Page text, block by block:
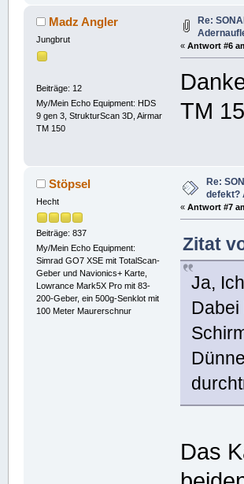
Madz Angler
Jungbrut
Beiträge: 12
My/Mein Echo Equipment: HDS
9 gen 3, StrukturScan 3D, Airmar
TM 150
Re:
«Antwort #6
TM
Stöpsel
Hecht
Beiträge: 837
My/Mein Echo Equipment:
Simrad GO7 XSE mit TotalScan-
Geber und Navionics+ Karte,
Lowrance Mark5X Pro mit 83-
200-Geber, ein 500g-Senklot mit
100 Meter Maurerschnur
Re:
defekt?
«Antwort #7
Zitat
Ja,
Dabei
Das